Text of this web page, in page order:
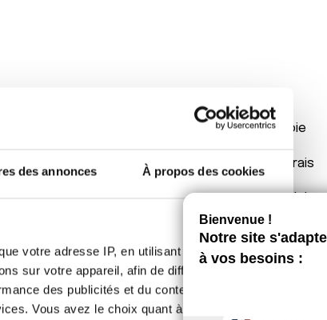
des annonces À propos des cookies
votre adresse IP, en utilisant des
sur votre appareil, afin de diffuser des
des publicités et du contenu, ainsi que de
Vous avez le choix quant à l'utilisation de
effectivement ! Moi, j'ai juste une chimiothérapie
mais ça ne s'arrête pas. Les effets au début
des ECG pour surveiller le cœur. Tu devrais
sur ces effets secondaires ou peut être les
s'il y en a une dans le centre? J'avais au début
bouche au bicarbonate de soude, efficaces. Bon
quand même un peu...